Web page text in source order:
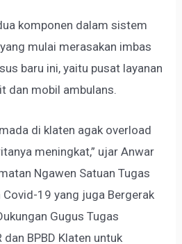
komponen dalam sistem
mulai merasakan imbas
baru ini, yaitu pusat layanan
dan mobil ambulans.
di klaten agak overload
meningkat,” ujar Anwar
Ngawen Satuan Tugas
19 yang juga Bergerak
Gugus Tugas
dan BPBD Klaten untuk